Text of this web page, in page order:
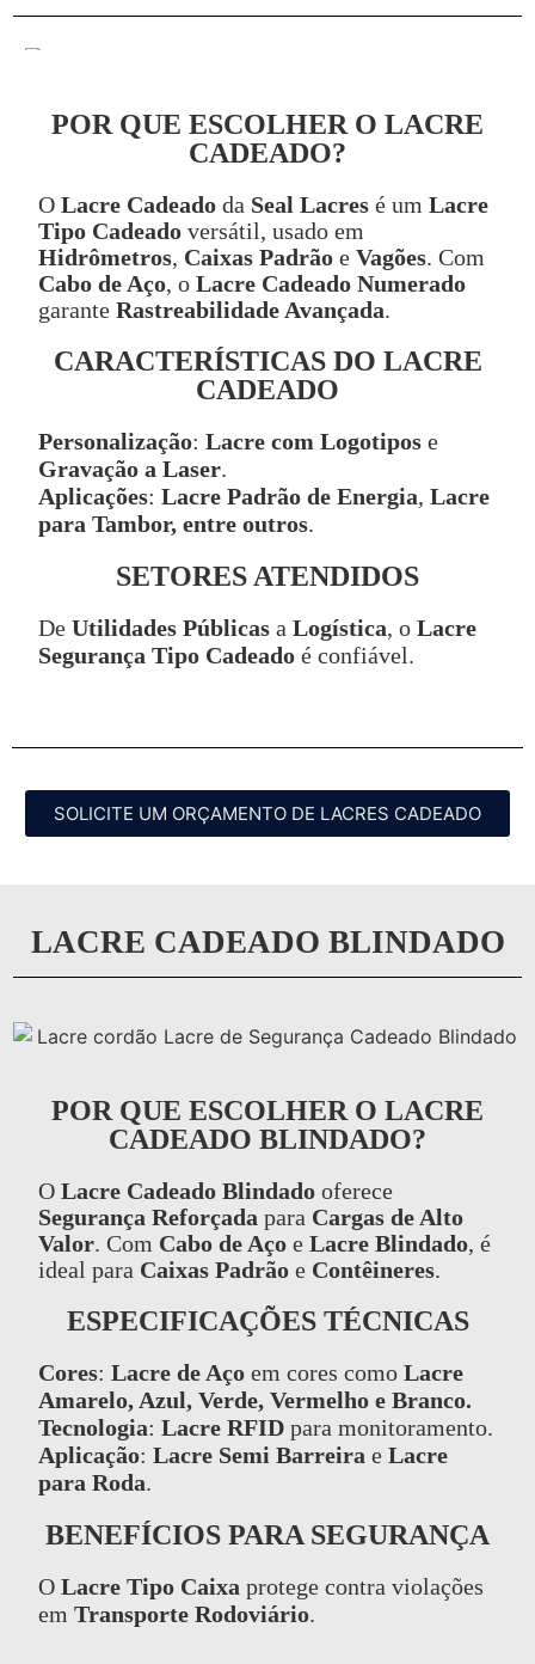
POR QUE ESCOLHER O LACRE
CADEADO?
O Lacre Cadeado da Seal Lacres é um Lacre
Tipo Cadeado versátil, usado em
Hidrômetros, Caixas Padrão e Vagões. Com
Cabo de Aço, o Lacre Cadeado Numerado
garante Rastreabilidade Avançada.
CARACTERÍSTICAS DO LACRE
CADEADO
Personalização: Lacre com Logotipos e
Gravação a Laser.
Aplicações: Lacre Padrão de Energia, Lacre
para Tambor, entre outros.
SETORES ATENDIDOS
De Utilidades Públicas a Logística, o Lacre
Segurança Tipo Cadeado é confiável.
SOLICITE UM ORÇAMENTO DE LACRES CADEADO
LACRE CADEADO BLINDADO
POR QUE ESCOLHER O LACRE
CADEADO BLINDADO?
O Lacre Cadeado Blindado oferece
Segurança Reforçada para Cargas de Alto
Valor. Com Cabo de Aço e Lacre Blindado, é
ideal para Caixas Padrão e Contêineres.
ESPECIFICAÇÕES TÉCNICAS
Cores: Lacre de Aço em cores como Lacre
Amarelo, Azul, Verde, Vermelho e Branco.
Tecnologia: Lacre RFID para monitoramento.
Aplicação: Lacre Semi Barreira e Lacre
para Roda.
BENEFÍCIOS PARA SEGURANÇA
O Lacre Tipo Caixa protege contra violações
em Transporte Rodoviário.